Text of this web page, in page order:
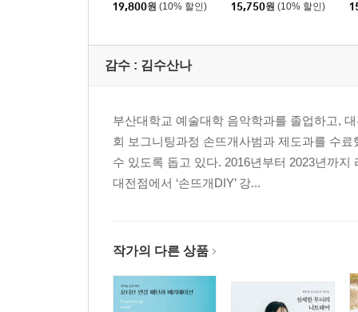
19,800원 (10% 할인) 15,750원 (10% 할인)
감수 : 김수산나
부산대학교 예술대학 음악학과를 졸업하고,
회 보그니팅과정 손뜨개사범과 제도과를 수
수 있도록 돕고 있다. 2016년부터 2023년까
대전점에서 ‘손뜨개DIY’ 강...
작가의 다른 상품